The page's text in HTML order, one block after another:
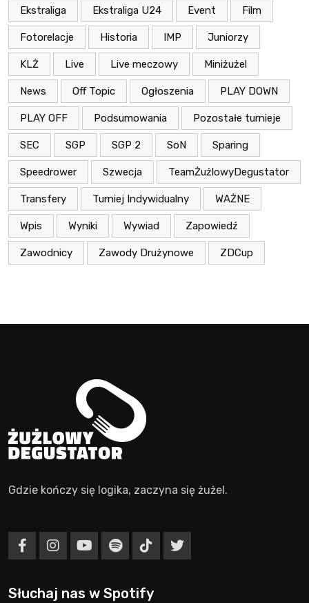
Ekstraliga Ekstraliga U24 Event Film
Fotorelacje Historia IMP Juniorzy
KLŻ Live Live meczowy Miniżużel
News Off Topic Ogłoszenia PLAY DOWN
PLAY OFF Podsumowania Pozostałe turnieje
SEC SGP SGP 2 SoN Sparing
Speedrower Szwecja TeamŻużlowyDegustator
Transfery Turniej Indywidualny WAŻNE
Wpis Wyniki Wywiad Zapowiedź
Zawodnicy Zawody Drużynowe ZDCup
Gdzie kończy się logika, zaczyna się żużel.
Słuchaj nas w Spotify